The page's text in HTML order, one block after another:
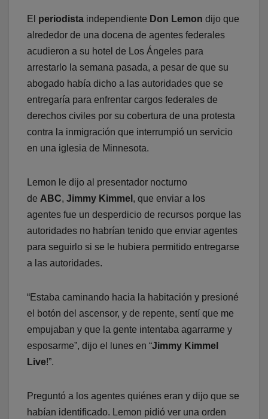
El periodista independiente Don Lemon dijo que
alrededor de una docena de agentes federales
acudieron a su hotel de Los Ángeles para
arrestarlo la semana pasada, a pesar de que su
abogado había dicho a las autoridades que se
entregaría para enfrentar cargos federales de
derechos civiles por su cobertura de una protesta
contra la inmigración que interrumpió un servicio
en una iglesia de Minnesota.
Lemon le dijo al presentador nocturno
de ABC, Jimmy Kimmel , que enviar a los
agentes fue un desperdicio de recursos porque las
autoridades no habrían tenido que enviar agentes
para seguirlo si se le hubiera permitido entregarse
a las autoridades.
“Estaba caminando hacia la habitación y presioné
el botón del ascensor, y de repente, sentí que me
empujaban y que la gente intentaba agarrarme y
esposarme”, dijo el lunes en “Jimmy Kimmel
Live!”.
Preguntó a los agentes quiénes eran y dijo que se
habían identificado. Lemon pidió ver una orden